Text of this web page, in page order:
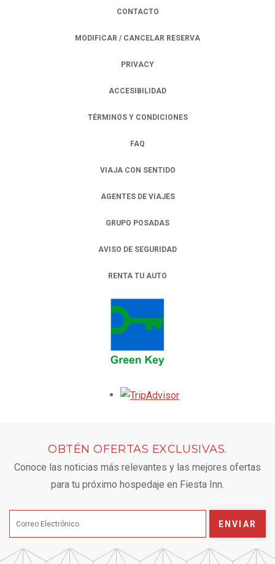
CONTACTO
MODIFICAR / CANCELAR RESERVA
PRIVACY
OPENS IN A NEW TAB.
ACCESIBILIDAD
TÉRMINOS Y CONDICIONES
FAQ
VIAJA CON SENTIDO
AGENTES DE VIAJES
GRUPO POSADAS
AVISO DE SEGURIDAD
RENTA TU AUTO
OPENS IN A NEW TAB.
OBTÉN OFERTAS EXCLUSIVAS.
Conoce las noticias más relevantes y las mejores ofertas
para tu próximo hospedaje en Fiesta Inn.
ENVIAR